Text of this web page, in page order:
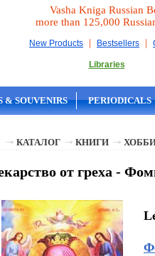
Vasha Kniga Russian
more than 125,000
New Products | Bestsellers |
Libraries
& SOUVENIRS PERIODICALS
КАТАЛОГ КНИГИ
от греха -